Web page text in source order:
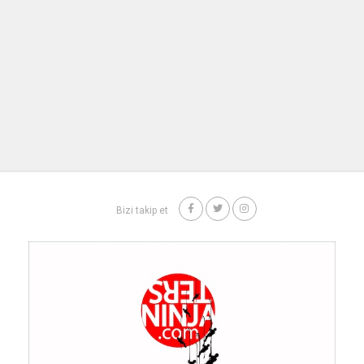
Bizi takip et